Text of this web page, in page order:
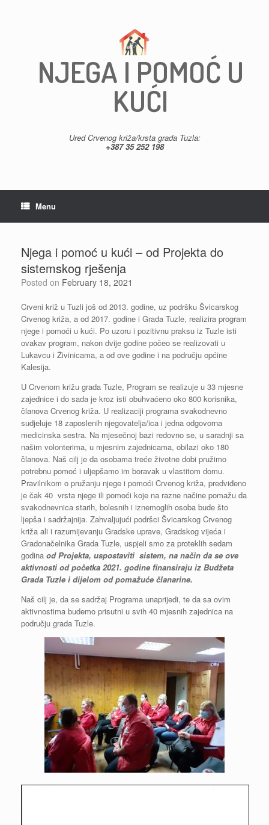
NJEGA I POMOĆ U
KUĆI
Ured Crvenog križa/krsta grada Tuzla:
+387 35 252 198
Menu
Njega i pomoć u kući – od Projekta do
sistemskog rješenja
Posted on February 18, 2021
Crveni križ u Tuzli još od 2013. godine, uz podršku Švicarskog
Crvenog križa, a od 2017. godine i Grada Tuzle, realizira program
njege i pomoći u kući. Po uzoru i pozitivnu praksu iz Tuzle isti
ovakav program, nakon dvije godine počeo se realizovati u
Lukavcu i Živinicama, a od ove godine i na području općine
Kalesija.
U Crvenom križu grada Tuzle, Program se realizuje u 33 mjesne
zajednice i do sada je kroz isti obuhvaćeno oko 800 korisnika,
članova Crvenog križa. U realizaciji programa svakodnevno
sudjeluje 18 zaposlenih njegovatelja/ica i jedna odgovorna
medicinska sestra. Na mjesečnoj bazi redovno se, u saradnji sa
našim volonterima, u mjesnim zajednicama, obilazi oko 180
članova. Naš cilj je da osobama treće životne dobi pružimo
potrebnu pomoć i uljepšamo im boravak u vlastitom domu.
Pravilnikom o pružanju njege i pomoći Crvenog križa, predviđeno
je čak 40 vrsta njege ili pomoći koje na razne načine pomažu da
svakodnevnica starih, bolesnih i iznemoglih osoba bude što
ljepša i sadržajnija. Zahvaljujući podršci Švicarskog Crvenog
križa ali i razumijevanju Gradske uprave, Gradskog vijeća i
Gradonačelnika Grada Tuzle, uspjeli smo za proteklih sedam
godina od Projekta, uspostaviti sistem, na način da se ove
aktivnosti od početka 2021. godine finansiraju iz Budžeta
Grada Tuzle i dijelom od pomažuće članarine.
Naš cilj je, da se sadržaj Programa unaprijedi, te da sa ovim
aktivnostima budemo prisutni u svih 40 mjesnih zajednica na
području grada Tuzle.